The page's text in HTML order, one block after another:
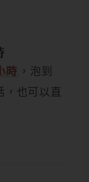
時 ，泡到
，也可以直